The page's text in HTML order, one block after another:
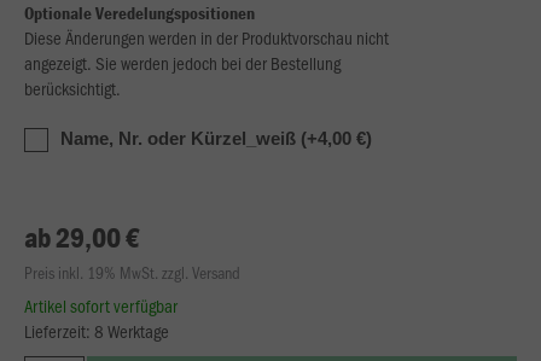
Optionale Veredelungspositionen
Diese Änderungen werden in der Produktvorschau nicht
angezeigt. Sie werden jedoch bei der Bestellung
berücksichtigt.
Name, Nr. oder Kürzel_weiß (+4,00 €)
ab 29,00 €
Preis inkl. 19% MwSt. zzgl. Versand
Artikel sofort verfügbar
Lieferzeit: 8 Werktage